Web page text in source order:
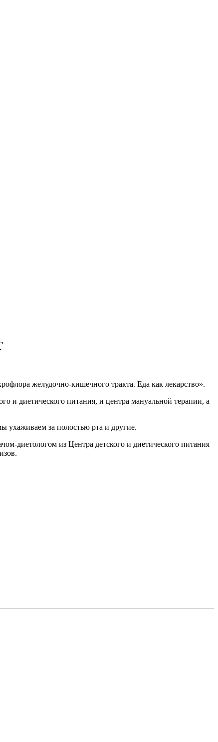
желудочно-кишечного тракта. Еда как лекарство».
и диетического питания, и центра мануальной терапии, а
ухаживаем за полостью рта и другие.
диетологом из Центра детского и диетического питания